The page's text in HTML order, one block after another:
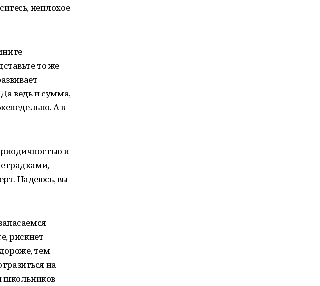
неплохое
то же
Да ведь и сумма,
А в
и
Надеюсь, вы
рискнет
тем
на
школьников